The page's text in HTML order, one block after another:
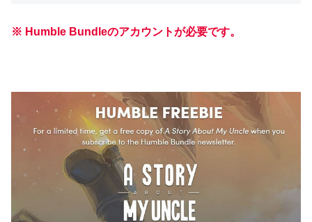
※ Humble Bundleのアカウントが必要です。